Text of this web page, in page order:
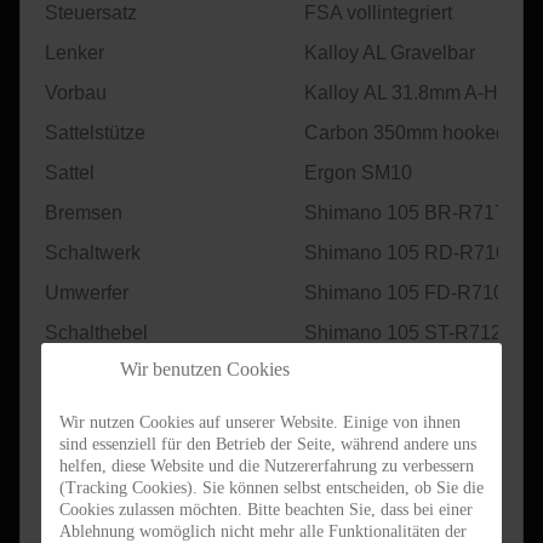
Steuersatz
FSA vollintegriert
Lenker
Kalloy AL Gravelbar
Vorbau
Kalloy AL 31.8mm A-Head
Sattelstütze
Carbon 350mm hooked
Sattel
Ergon SM10
Bremsen
Shimano 105 BR-R7170
Schaltwerk
Shimano 105 RD-R7100
Umwerfer
Shimano 105 FD-R7100
Schalthebel
Shimano 105 ST-R7120
Leistungsmessung
optional erhältlich (InPeak
Innenlager
Shimano SM-BB72
Kette
Shimano CN-M7100
Kassette
Shimano CS-HG710
Wir benutzen Cookies
Wir nutzen Cookies auf unserer Website. Einige von ihnen
sind essenziell für den Betrieb der Seite, während andere uns
helfen, diese Website und die Nutzererfahrung zu verbessern
(Tracking Cookies). Sie können selbst entscheiden, ob Sie die
Cookies zulassen möchten. Bitte beachten Sie, dass bei einer
Ablehnung womöglich nicht mehr alle Funktionalitäten der